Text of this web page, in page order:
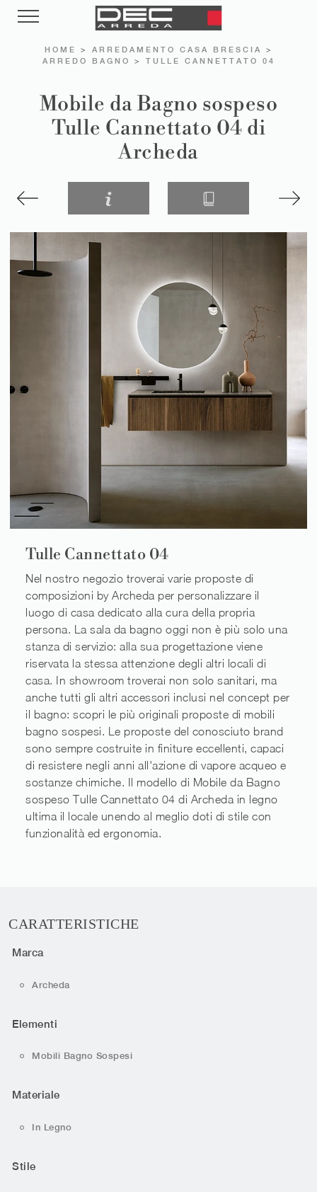
HOME > ARREDAMENTO CASA BRESCIA
>
ARREDO BAGNO
> TULLE CANNETTATO 04
Mobile da Bagno sospeso
Tulle Cannettato 04 di
Archeda
Tulle Cannettato 04
Nel nostro negozio troverai varie proposte di
composizioni by Archeda per personalizzare il
luogo di casa dedicato alla cura della propria
persona. La sala da bagno oggi non è più solo una
stanza di servizio: alla sua progettazione viene
riservata la stessa attenzione degli altri locali di
casa. In showroom troverai non solo sanitari, ma
anche tutti gli altri accessori inclusi nel concept per
il bagno: scopri le più originali proposte di mobili
bagno sospesi. Le proposte del conosciuto brand
sono sempre costruite in finiture eccellenti, capaci
di resistere negli anni all'azione di vapore acqueo e
sostanze chimiche. Il modello di Mobile da Bagno
sospeso Tulle Cannettato 04 di Archeda in legno
ultima il locale unendo al meglio doti di stile con
funzionalità ed ergonomia.
CARATTERISTICHE
Marca
Archeda
Elementi
Mobili Bagno Sospesi
Materiale
In Legno
Stile